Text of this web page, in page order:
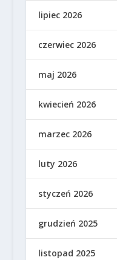
lipiec 2026
czerwiec 2026
maj 2026
kwiecień 2026
marzec 2026
luty 2026
styczeń 2026
grudzień 2025
listopad 2025